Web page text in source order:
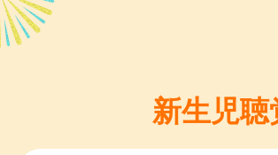
新生児